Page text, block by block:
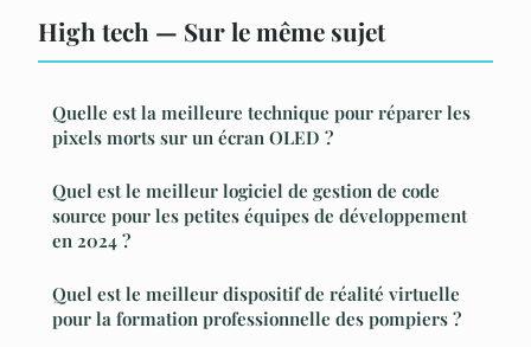
High tech — Sur le même sujet
Quelle est la meilleure technique pour réparer les
pixels morts sur un écran OLED ?
Quel est le meilleur logiciel de gestion de code
source pour les petites équipes de développement
en 2024 ?
Quel est le meilleur dispositif de réalité virtuelle
pour la formation professionnelle des pompiers ?